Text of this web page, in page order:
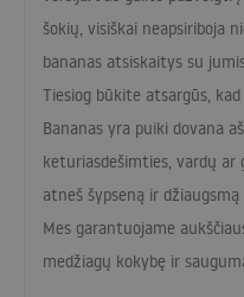
šokių, visiškai neapsiriboja
bananas atsiskaitys su
Tiesiog būkite atsargūs,
Bananas yra puiki dovana
keturiasdešimties, vardų
atneš šypseną ir
Mes garantuojame
medžiagų kokybę ir